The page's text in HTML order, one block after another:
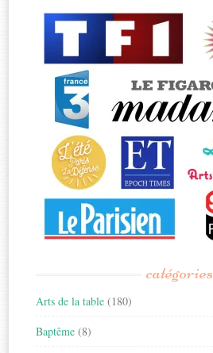
catégories
Arts de la table (180)
Baptême (8)